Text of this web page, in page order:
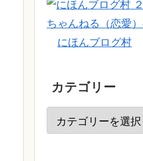
にほんブログ村
カテゴリー